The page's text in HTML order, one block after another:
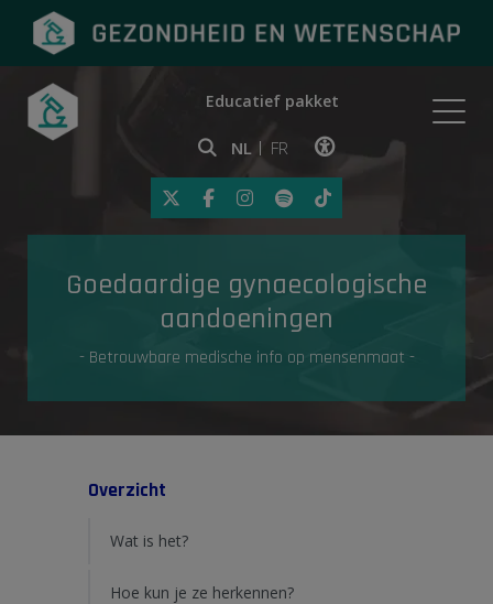
Onderwerpen
Gezondheid in de media
Educatief pakket
NL FR
Klik op deze link om
Goedaardige gynaecologische
aandoeningen
- Betrouwbare medische info op mensenmaat -
Overzicht
Wat is het?
Hoe kun je ze herkennen?